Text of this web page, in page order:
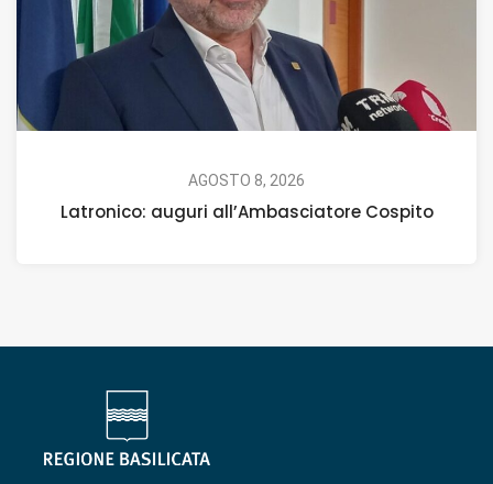
AGOSTO 8, 2026
Latronico: auguri all’Ambasciatore Cospito